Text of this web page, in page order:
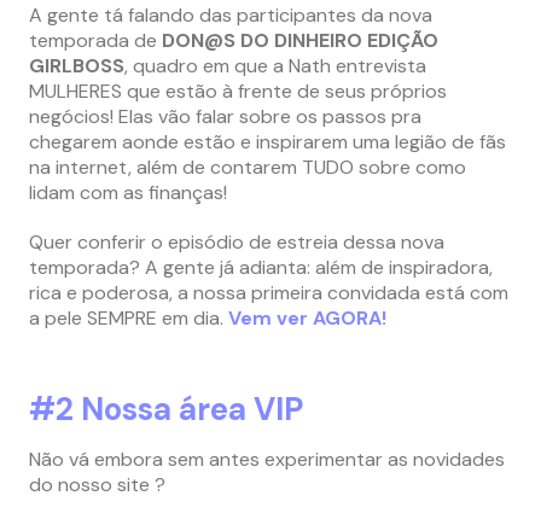
A gente tá falando das participantes da nova
temporada de DON@S DO DINHEIRO EDIÇÃO
GIRLBOSS, quadro em que a Nath entrevista
MULHERES que estão à frente de seus próprios
negócios! Elas vão falar sobre os passos pra
chegarem aonde estão e inspirarem uma legião de fãs
na internet, além de contarem TUDO sobre como
lidam com as finanças!
Quer conferir o episódio de estreia dessa nova
temporada? A gente já adianta: além de inspiradora,
rica e poderosa, a nossa primeira convidada está com
a pele SEMPRE em dia. Vem ver AGORA!
#2 Nossa área VIP
Não vá embora sem antes experimentar as novidades
do nosso site ?